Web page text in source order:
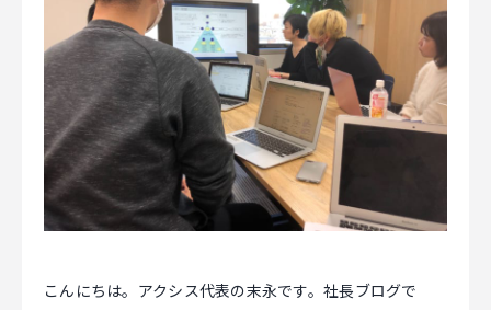
CONTACT
こんにちは。アクシス代表の末永です。社長ブログで